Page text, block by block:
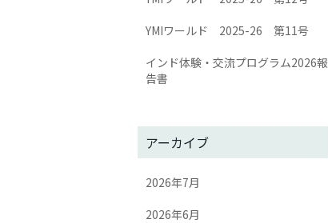
YMIワールド 2025-26 第11号
インド体験・交流プログラム2026報
告書
アーカイブ
2026年7月
2026年6月